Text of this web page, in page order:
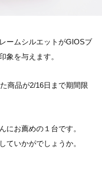
ームシルエットがGIOSブ
象を与えます。
商品が2/16日まで期間限
にお薦めの１台です。
ていかがでしょうか。